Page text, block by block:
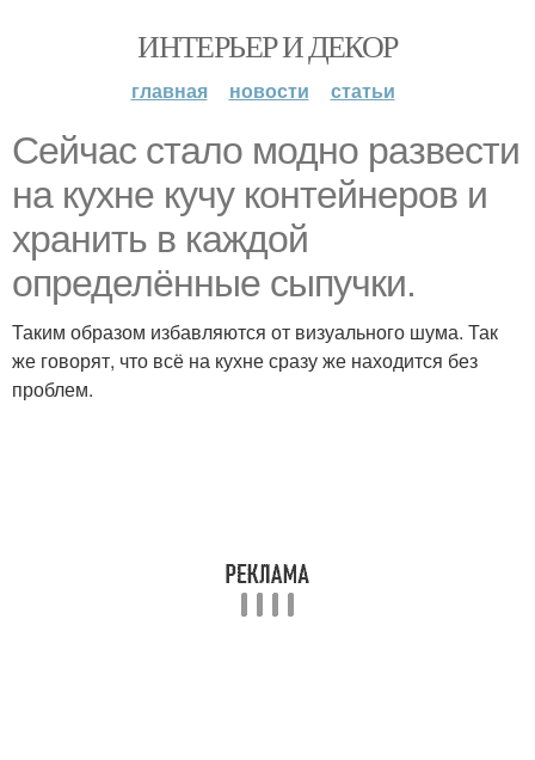
ИНТЕРЬЕР И ДЕКОР
главная новости статьи
Сейчас стало модно развести
на кухне кучу контейнеров и
хранить в каждой
определённые сыпучки.
Таким образом избавляются от визуального шума. Так
же говорят, что всё на кухне сразу же находится без
проблем.